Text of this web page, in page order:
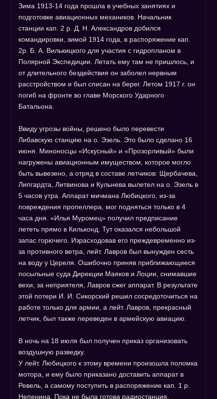
Зима 1913-14 года прошла в учебных занятиях и
подготовке авиационных механиков. Начальник
станции кап. 2 р. Д. Н. Александров добился
командировки, зимой 1914 года, в распоряжение кап.
2р. Б. А. Вилькицкого для участия с гидропланом в
Полярной Экспедиции. Летать ему там не пришлось, и
от длительного бездействия он заболел нервным
расстройством и был списан на берег. Летом 1917 г. он
погиб на фронте во главе Морского Ударного
Батальона.
Ввиду угрозы войны, решено было перевести
Либавскую станцию на о. Эзель. Это было сделано 16
июня. Миноносцы «Искусный» и «Прозорливый» были
нагружены авиационным имуществом, которое могло
быть вывезено, а отряд в составе летчиков: Щербачева,
Липгардта, Литвинова и Кульнева вылетел на о. Эзель в
5 часов утра. Аппарат мичмана Любицкого, из-за
повреждения пропеллера, мог подняться только в 4
часа дня. «Илья Муромец» получил предписание
лететь прямо в Кильконд. Тут оказался небольшой
запас горючего. Израсходовав его преждевременно из-
за противного ветра, лейт. Лавров был вынужден сесть
на воду у Цереля. Ошибочно приняв приближающиеся
посыльные суда Дирекции Маяков и Лоции, снимавшие
вехи, за неприятеля, Лавров сжег аппарат. В результате
этой потери И. И. Сикорский решил сосредоточиться на
работе только для армии, а лейт. Лавров, прекрасный
летчик, был также переведен в армейскую авиацию.
В ночь на 18 июля был получен приказ организовать
воздушную разведку.
У лейт. Любицкого к этому времени произошла поломка
мотора, и ему было приказано доставить аппарат в
Ревель, а самому поступить в распоряжение кап. 1 р.
Непенина. Пока не была готова радиостанция,